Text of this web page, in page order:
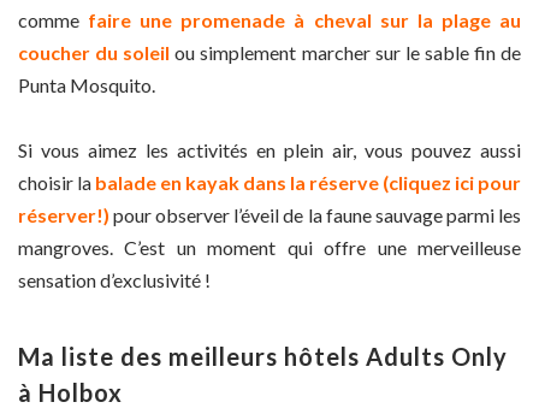
comme faire une promenade à cheval sur la plage au
coucher du soleil ou simplement marcher sur le sable fin de
Punta Mosquito.
Si vous aimez les activités en plein air, vous pouvez aussi
choisir la balade en kayak dans la réserve (cliquez ici pour
réserver!) pour observer l’éveil de la faune sauvage parmi les
mangroves. C’est un moment qui offre une merveilleuse
sensation d’exclusivité !
Ma liste des meilleurs hôtels Adults Only
à Holbox